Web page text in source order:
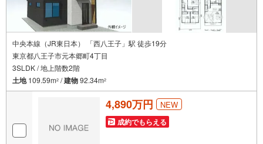
中央本線（JR東日本） 「西八王子」駅 徒歩19分
東京都八王子市元本郷町4丁目
3SLDK / 地上階数2階
土地109.59m2 /建物92.34m2
4,890万円 NEW
成約でもらえる